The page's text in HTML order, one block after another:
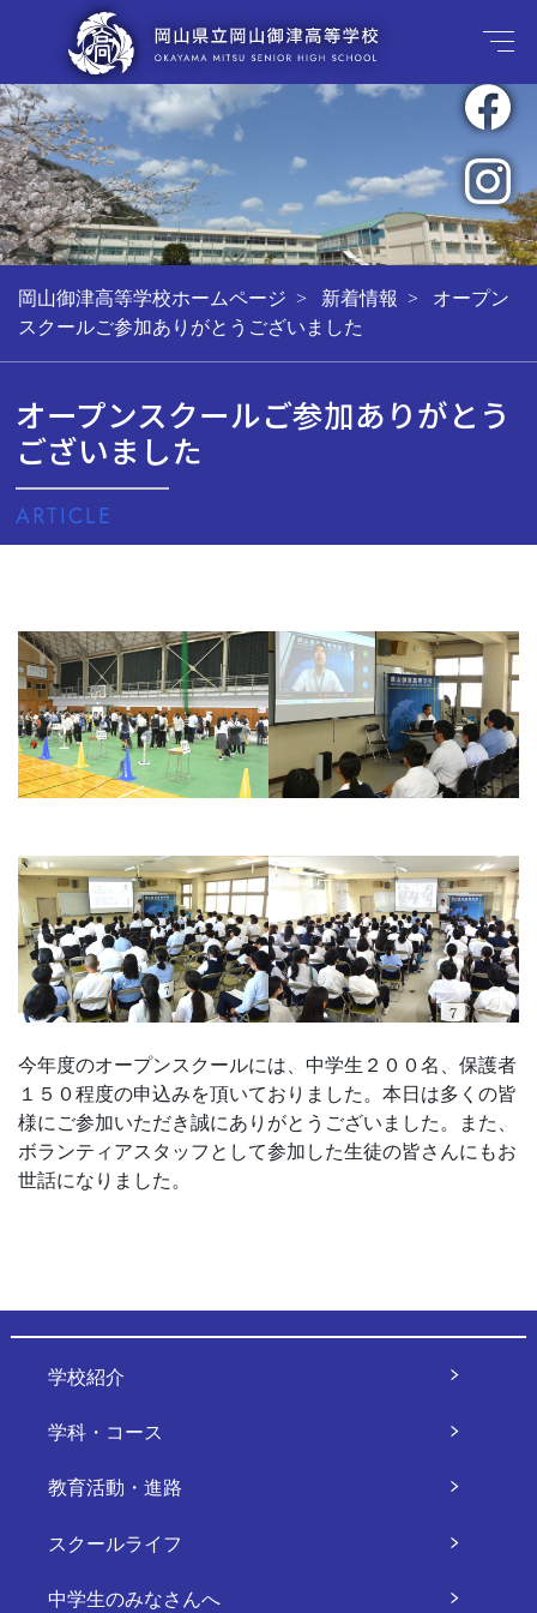
岡山御津高等学校ホームページ 新着情報
オープン
スクールご参加ありがとうございました
オープンスクールご参加ありがとう
ございました
ARTICLE
今年度のオープンスクールには、中学生２００名、保護者
１５０程度の申込みを頂いておりました。本日は多くの皆
様にご参加いただき誠にありがとうございました。また、
ボランティアスタッフとして参加した生徒の皆さんにもお
世話になりました。
学校紹介
学科・コース
教育活動・進路
スクールライフ
中学生のみなさんへ